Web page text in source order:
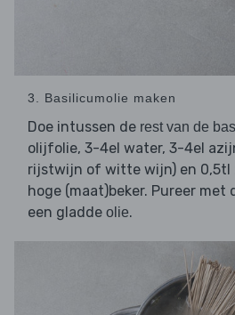
3. Basilicumolie maken
Doe intussen de rest van de
olijfolie, 3-4el water, 3-4el
rijstwijn of witte wijn) en 0,5tl
hoge (maat)beker. Pureer
een gladde olie.